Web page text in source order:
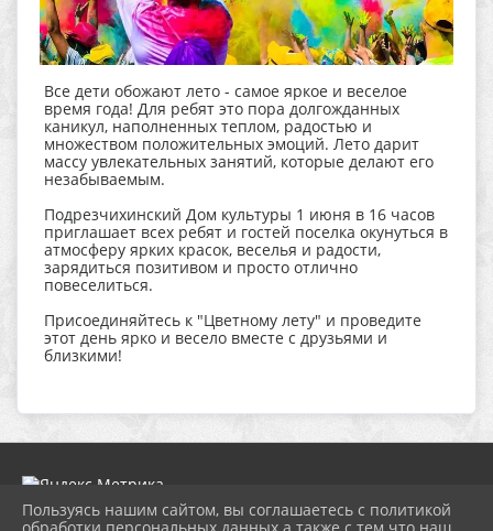
Все дети обожают лето - самое яркое и веселое
время года! Для ребят это пора долгожданных
каникул, наполненных теплом, радостью и
множеством положительных эмоций. Лето дарит
массу увлекательных занятий, которые делают его
незабываемым.
Подрезчихинский Дом культуры 1 июня в 16 часов
приглашает всех ребят и гостей поселка окунуться в
атмосферу ярких красок, веселья и радости,
зарядиться позитивом и просто отлично
повеселиться.
Присоединяйтесь к "Цветному лету" и проведите
этот день ярко и весело вместе с друзьями и
близкими!
Пользуясь нашим сайтом, вы соглашаетесь с политикой